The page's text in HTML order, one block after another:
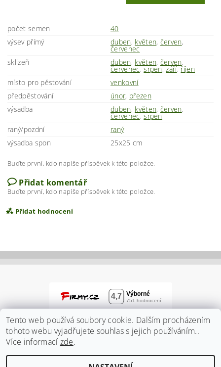
počet semen
40
výsev přímý
duben, květen, červen,
červenec
sklizeň
duben, květen, červen,
červenec,srpen,září,říjen
místo pro pěstování
venkovní
předpěstování
únor, březen
výsadba
duben, květen, červen,
červenec,srpen
raný/pozdní
raný
výsadba spon
25x25 cm
Buďte první, kdo napíše příspěvek k této položce.
Přidat komentář
Buďte první, kdo napíše příspěvek k této položce.
Přidat hodnocení
Vložením hodnocení souhlasíte spodmínkami
Tento web používá soubory cookie. Dalším procházením
tohoto webu vyjadřujete souhlas s jejich používáním..
Více informací zde.